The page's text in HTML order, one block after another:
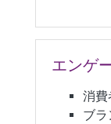
エンゲ
消費
ブ